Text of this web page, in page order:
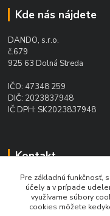
Kde nás nájdete
DANDO, s.r.o.
č.679
925 63 Dolná Streda
IČO: 47348 259
DIČ: 2023837948
IČ DPH: SK2023837948
Kontakt
Ing. Daniel Doboš
+421 902 331 936
(Po-Pia, 8-16 hod.)
Pre základnú funkčnosť,
účely a v prípade
využívame súbory
cookies môžete